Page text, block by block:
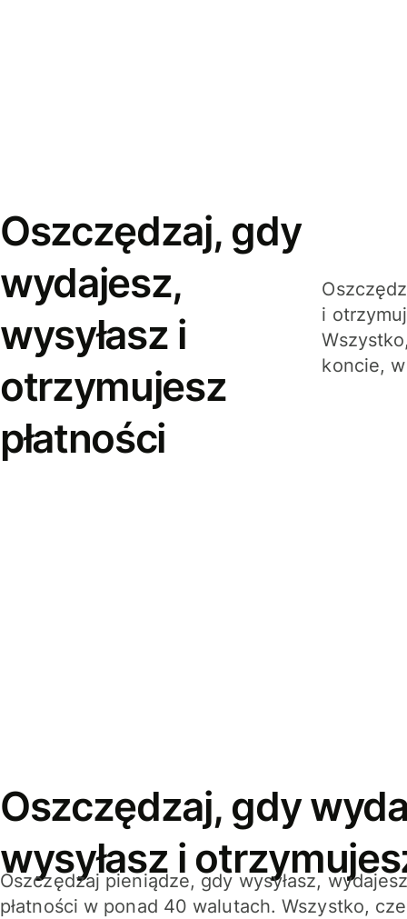
Oszczędzaj, gdy
wydajesz,
wysyłasz i
otrzymujesz
płatności
i
koncie,
Oszczędzaj, gdy
wysyłasz i
Oszczędzaj pieniądze, gdy wysyłasz,
płatności w ponad 40 walutach. Wszystko,